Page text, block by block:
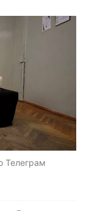
Телеграм